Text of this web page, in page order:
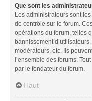
Que sont les
Les administrateurs sont
de contrôle sur le forum.
opérations du forum, telles
bannissement
modérateurs, etc. Ils
l’ensemble des forums.
par le fondateur du forum.
Haut